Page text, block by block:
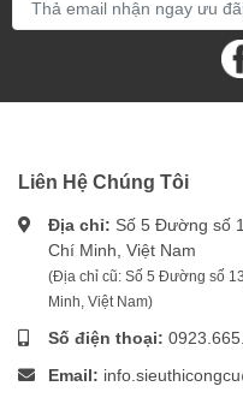
Liên Hệ Chúng Tôi
Địa chỉ: Số 5 Đường số
Chí Minh, Việt Nam
(Địa chỉ cũ: Số 5 Đường số
Minh, Việt Nam)
Số điện thoại:
Email: